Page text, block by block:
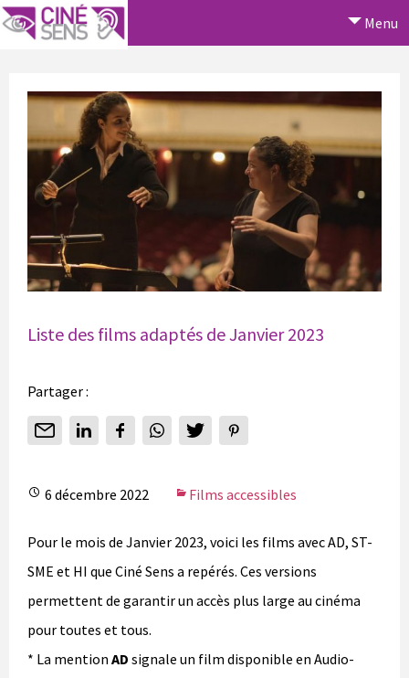
Menu
Liste des films adaptés de Janvier 2023
Partager :
6 décembre 2022 Films accessibles
Pour le mois de Janvier 2023, voici les films avec AD, ST-
SME et HI que Ciné Sens a repérés. Ces versions
permettent de garantir un accès plus large au cinéma
pour toutes et tous.
* La mention AD signale un film disponible en Audio-